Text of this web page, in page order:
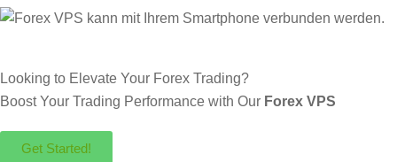
Looking to Elevate Your Forex Trading?
Boost Your Trading Performance with Our Forex VPS
Get Started!